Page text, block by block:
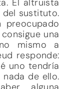
El altruista
sustituto.
preocupado
una
mismo a
responde:
uno tendría
de ello.